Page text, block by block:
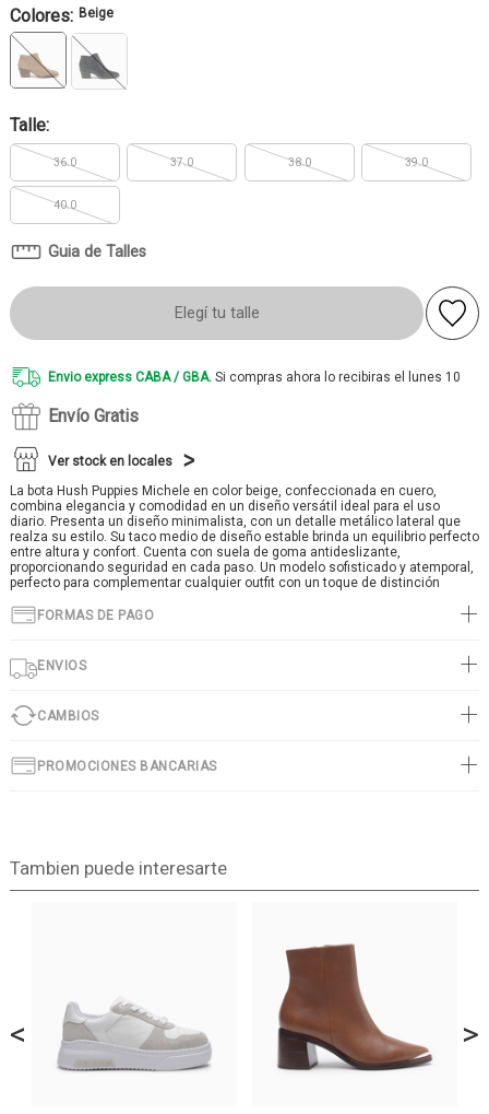
Colores: Beige
Talle:
36.0 37.0 38.0 39.0
40.0
Guia de Talles
Elegí tu talle
Envio express CABA / GBA. Si compras ahora lo recibiras el lunes 10
Envío Gratis
Ver stock en locales
La bota Hush Puppies Michele en color beige, confeccionada en cuero,
combina elegancia y comodidad en un diseño versátil ideal para el uso
diario. Presenta un diseño minimalista, con un detalle metálico lateral que
realza su estilo. Su taco medio de diseño estable brinda un equilibrio perfecto
entre altura y confort. Cuenta con suela de goma antideslizante,
proporcionando seguridad en cada paso. Un modelo sofisticado y atemporal,
perfecto para complementar cualquier outfit con un toque de distinción
FORMAS DE PAGO
ENVIOS
CAMBIOS
PROMOCIONES BANCARIAS
Tambien puede interesarte
< >